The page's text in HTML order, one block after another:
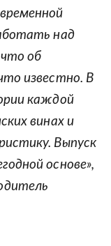
над
об
известно. В
каждой
винах и
Выпуск
основе»,